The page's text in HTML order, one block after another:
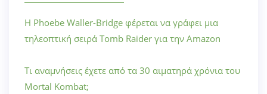
Η Phoebe Waller-Bridge φέρεται να γράφει μια
τηλεοπτική σειρά Tomb Raider για την Amazon
Τι αναμνήσεις έχετε από τα 30 αιματηρά χρόνια του
Mortal Kombat;